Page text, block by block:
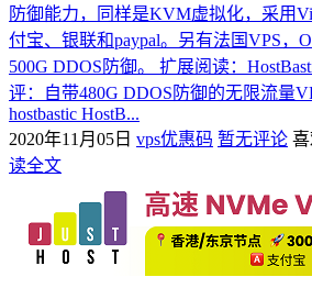
防御能力，同样是KVM虚拟化，采用
付宝、银联和paypal。另有法国VPS，
500G DDOS防御。 扩展阅读：
评：自带480G DDOS防御的无限流量
hostbastic HostB...
2020年11月05日 vps优惠码 暂无评论
读全文